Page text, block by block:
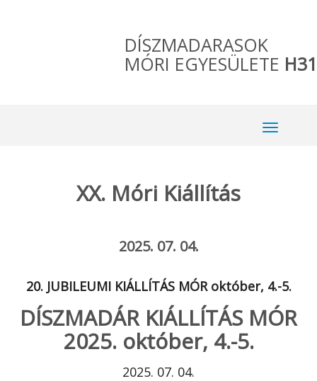
DÍSZMADARASOK
MÓRI EGYESÜLETE H31
XX. Móri Kiállítás
2025. 07. 04.
20. JUBILEUMI KIÁLLÍTÁS MÓR október, 4.-5.
DÍSZMADÁR KIÁLLÍTÁS MÓR
2025. október, 4.-5.
2025. 07. 04.